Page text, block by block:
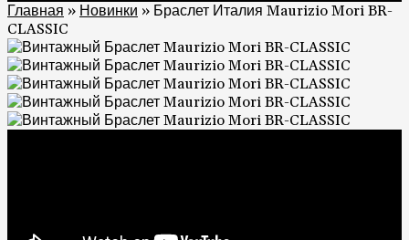
Главная » Новинки » Браслет Италия Maurizio Mori BR-
CLASSIC